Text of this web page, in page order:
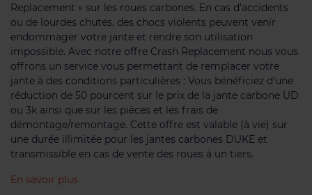
Replacement » sur les roues carbones. En cas d'accidents
ou de lourdes chutes, des chocs violents peuvent venir
endommager votre jante et rendre son utilisation
impossible. Avec notre offre Crash Replacement nous vous
offrons un service vous permettant de remplacer votre
jante à des conditions particulières : Vous bénéficiez d’une
réduction de 50 pourcent sur le prix de la jante carbone UD
ou 3k ainsi que sur les pièces et les frais de
démontage/remontage. Cette offre est valable (à vie) sur
une durée illimitée pour les jantes carbones DUKE et
transmissible en cas de vente des roues à un tiers.
En savoir plus